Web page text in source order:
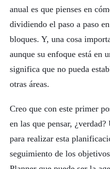
anual es que pienses en
dividiendo el paso a paso
bloques. Y, una cosa
aunque su enfoque está en
significa que no pueda
otras áreas.
Creo que con este primer
en las que pensar,
para realizar esta
seguimiento de los